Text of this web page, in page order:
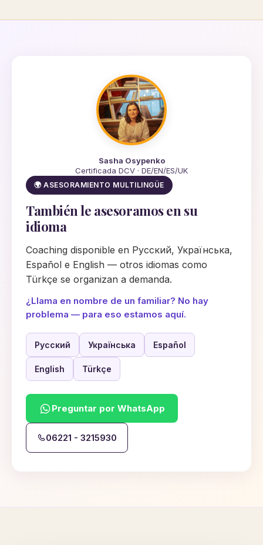
Sasha Osypenko
Certificada DCV · DE/EN/ES/UK
🌍 ASESORAMIENTO MULTILINGÜE
También le asesoramos en su
idioma
Coaching disponible en Русский, Українська,
Español e English — otros idiomas como
Türkçe se organizan a demanda.
¿Llama en nombre de un familiar? No hay
problema — para eso estamos aquí.
Русский Українська Español
English Türkçe
Preguntar por WhatsApp
06221 - 3215930